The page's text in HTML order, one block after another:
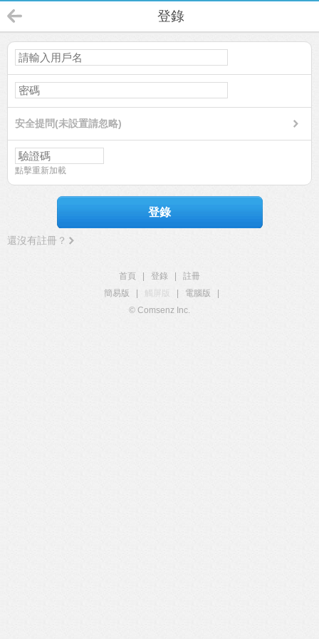
登錄
安全提問(未設置請忽略)
點擊重新加載
登錄
還沒有註冊？
首頁 登錄
註冊
簡易版
觸屏版 電腦版
© Comsenz Inc.